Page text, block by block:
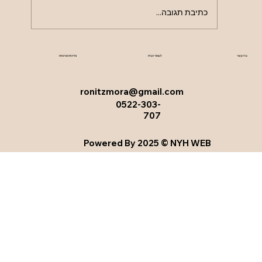
כתיבת תגובה...
מדיניות ופרטיות לעמוד הבית
ronitzmora@gmail.com
0522-303-
707
צרו קשר
Powered By 2025 © NYH WEB